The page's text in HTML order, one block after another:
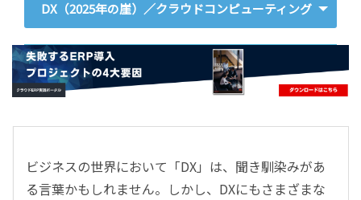
DX（2025年の崖）／クラウドコンピューティング
ERP
会計
CRM／営業支援／Eコマース
DX（2025年の崖）／クラウドコンピューティング
ビジネスの世界において「DX」は、聞き馴染みがあ
る言葉かもしれません。しかし、DXにもさまざまな